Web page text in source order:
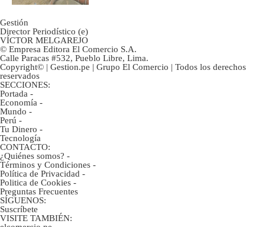
Gestión
Director Periodístico (e)
VÍCTOR MELGAREJO
© Empresa Editora El Comercio S.A.
Calle Paracas #532, Pueblo Libre, Lima.
Copyright© | Gestion.pe | Grupo El Comercio | Todos los derechos
reservados
SECCIONES:
Portada -
Economía -
Mundo -
Perú -
Tu Dinero -
Tecnología
CONTACTO:
¿Quiénes somos? -
Términos y Condiciones -
Política de Privacidad -
Politica de Cookies -
Preguntas Frecuentes
SÍGUENOS:
Suscríbete
VISITE TAMBIÉN: